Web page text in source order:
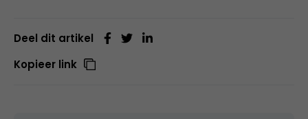
Deel dit artikel
Kopieer link